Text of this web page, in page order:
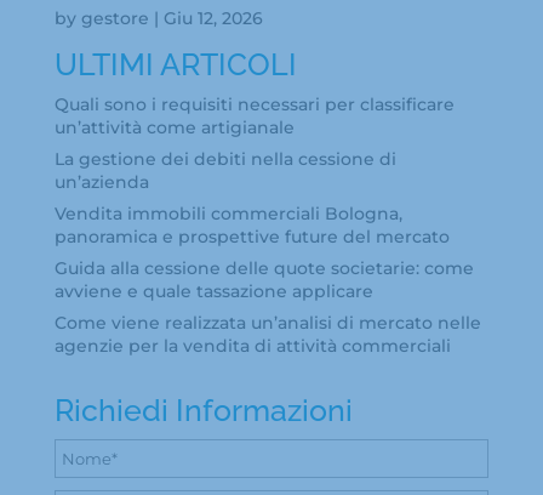
by gestore | Giu 12, 2026
ULTIMI ARTICOLI
Quali sono i requisiti necessari per classificare
un’attività come artigianale
La gestione dei debiti nella cessione di
un’azienda
Vendita immobili commerciali Bologna,
panoramica e prospettive future del mercato
Guida alla cessione delle quote societarie: come
avviene e quale tassazione applicare
Come viene realizzata un’analisi di mercato nelle
agenzie per la vendita di attività commerciali
Richiedi Informazioni